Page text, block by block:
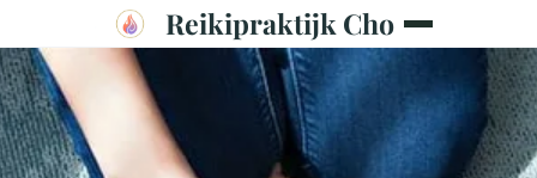
Reikipraktijk Cho